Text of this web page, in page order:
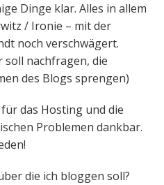
Dinge klar. Alles in allem
/ Ironie – mit der
noch verschwägert.
soll nachfragen, die
des Blogs sprengen)
das Hosting und die
Problemen dankbar.
die ich bloggen soll?